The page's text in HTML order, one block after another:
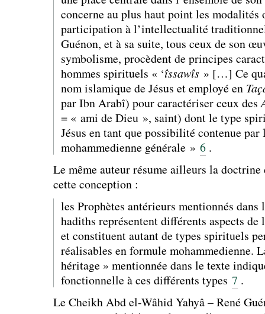
concerne au plus haut point les modalités
participation à l’intellectualité
Guénon, et à sa suite, tous ceux de son
symbolisme, procèdent de principes
hommes spirituels « ‘îssawîs» […] Ce
nom islamique de Jésus et employé en
par Ibn Arabî) pour caractériser ceux des
= « ami de Dieu », saint) dont le type
Jésus en tant que possibilité contenue par
mohammedienne générale » 6.
Le même auteur résume ailleurs la doctrine
cette conception :
les Prophètes antérieurs mentionnés dans
hadiths représentent différents aspects de
et constituent autant de types spirituels
réalisables en formule mohammedienne.
héritage » mentionnée dans le texte
fonctionnelle à ces différents types 7 .
Le Cheikh Abd el-Wâhid Yahyâ – René